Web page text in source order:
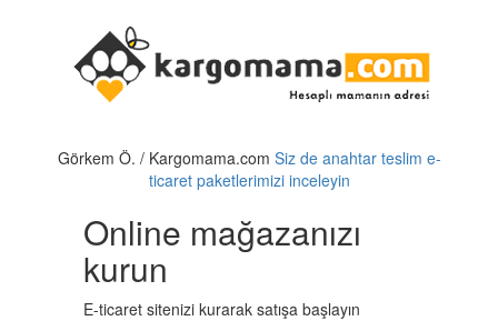
Görkem Ö. / Kargomama.com Siz de anahtar teslim e-
ticaret paketlerimizi inceleyin
Online mağazanızı
kurun
E-ticaret sitenizi kurarak satışa başlayın